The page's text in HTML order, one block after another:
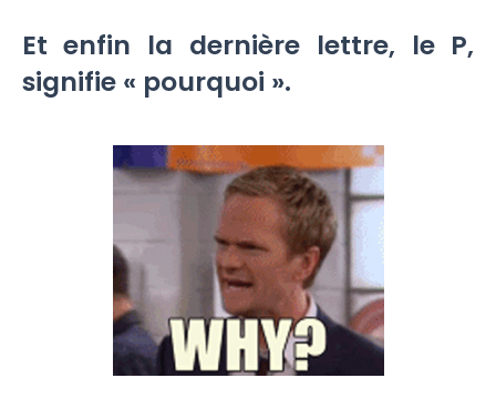
Et enfin la dernière lettre, le P,
signifie « pourquoi ».